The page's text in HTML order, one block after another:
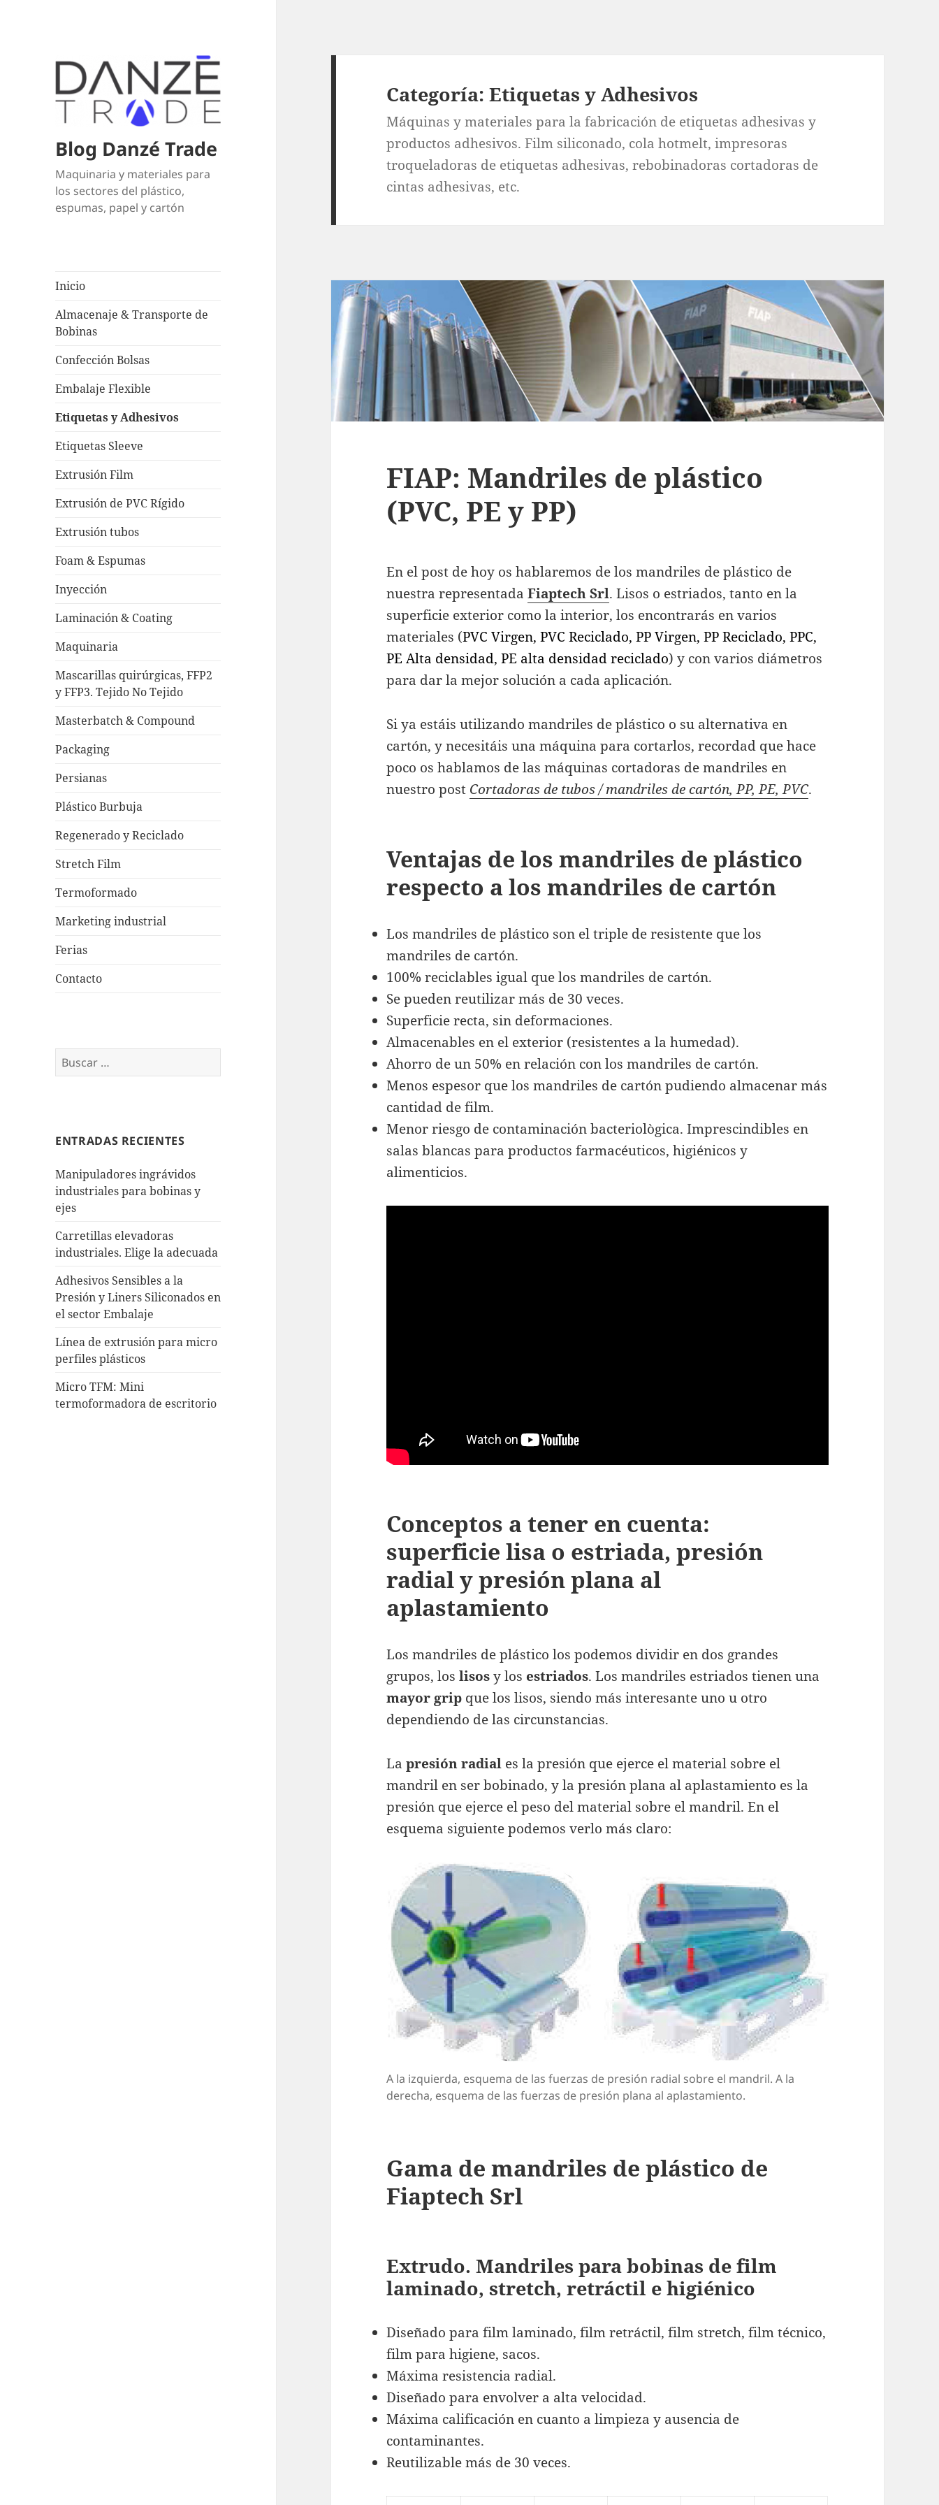
Blog Danzé Trade
Maquinaria y materiales para
los sectores del plástico,
espumas, papel y cartón
Inicio
Almacenaje & Transporte de
Bobinas
Confección Bolsas
Embalaje Flexible
Etiquetas y Adhesivos
Etiquetas Sleeve
Extrusión Film
Extrusión de PVC Rígido
Extrusión tubos
Foam & Espumas
Inyección
Laminación & Coating
Maquinaria
Mascarillas quirúrgicas, FFP2
y FFP3. Tejido No Tejido
Masterbatch & Compound
Packaging
Persianas
Plástico Burbuja
Regenerado y Reciclado
Stretch Film
Termoformado
Marketing industrial
Ferias
Contacto
Buscar:
ENTRADAS RECIENTES
Manipuladores ingrávidos
industriales para bobinas y
ejes
Carretillas elevadoras
industriales. Elige la adecuada
Adhesivos Sensibles a la
Presión y Liners Siliconados en
el sector Embalaje
Línea de extrusión para micro
perfiles plásticos
Micro TFM: Mini
termoformadora de escritorio
Categoría:Etiquetas y Adhesivos
Máquinas y materiales para la fabricación de etiquetas adhesivas y
productos adhesivos. Film siliconado, cola hotmelt, impresoras
troqueladoras de etiquetas adhesivas, rebobinadoras cortadoras de
cintas adhesivas, etc.
FIAP: Mandriles de plástico
(PVC, PE y PP)
En el post de hoy os hablaremos de los mandriles de plástico de
nuestra representadaFiaptech Srl. Lisos o estriados, tanto en la
superficie exterior como la interior, los encontrarás en varios
materiales (PVC Virgen, PVC Reciclado, PP Virgen, PP Reciclado, PPC,
PE Alta densidad, PE alta densidad reciclado) y con varios diámetros
para dar la mejor solución a cada aplicación.
Si ya estáis utilizando mandriles de plástico o su alternativa en
cartón, y necesitáis una máquina para cortarlos, recordad que hace
poco os hablamos de las máquinas cortadoras de mandriles en
nuestro post Cortadoras de tubos / mandriles de cartón, PP, PE, PVC.
Ventajas de los mandriles de plástico
respecto a los mandriles de cartón
Los mandriles de plástico son el triple de resistente que los
mandriles de cartón.
100% reciclables igual que los mandriles de cartón.
Se pueden reutilizar más de 30 veces.
Superficie recta, sin deformaciones.
Almacenables en el exterior (resistentes a la humedad).
Ahorro de un 50% en relación con los mandriles de cartón.
Menos espesor que los mandriles de cartón pudiendo almacenar más
cantidad de film.
Menor riesgo de contaminación bacteriològica. Imprescindibles en
salas blancas para productos farmacéuticos, higiénicos y
alimenticios.
Conceptos a tener en cuenta:
superficie lisa o estriada, presión
radial y presión plana al
aplastamiento
Los mandriles de plástico los podemos dividir en dos grandes
grupos, loslisosy los estriados. Los mandriles estriados tienen una
mayor grip que los lisos, siendo más interesante uno u otro
dependiendo de las circunstancias.
Lapresión radial es la presión que ejerce el material sobre el
mandril en ser bobinado, y la presión plana al aplastamiento es la
presión que ejerce el peso del material sobre el mandril. En el
esquema siguiente podemos verlo más claro:
A la izquierda, esquema de las fuerzas de presión radial sobre el mandril. A la
derecha, esquema de las fuerzas de presión plana al aplastamiento.
Gama de mandriles de plástico de
Fiaptech Srl
Extrudo. Mandriles para bobinas de film
laminado, stretch, retráctil e higiénico
Diseñado para film laminado, film retráctil, film stretch, film técnico,
film para higiene, sacos.
Máxima resistencia radial.
Diseñado para envolver a alta velocidad.
Máxima calificación en cuanto a limpieza y ausencia de
contaminantes.
Reutilizable más de 30 veces.